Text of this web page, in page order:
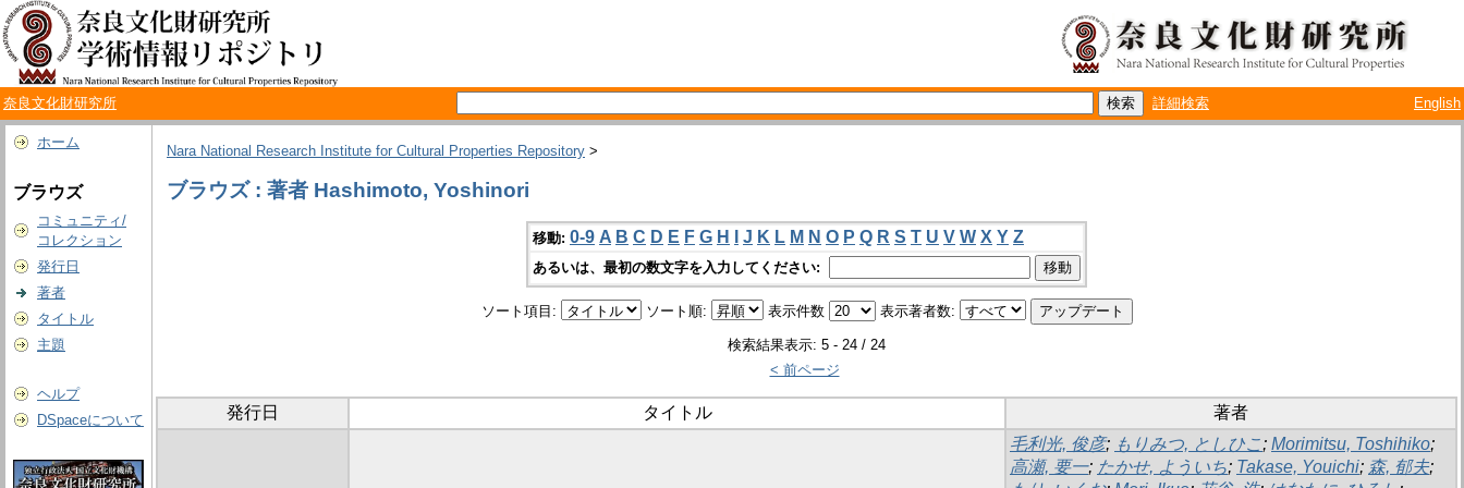
奈良文化財研究所 詳細検索 English
ホーム
ブラウズ
コミュニティ/
コレクション
発行日
著者
タイトル
主題
ヘルプ
DSpaceについて
Nara National Research Institute for Cultural Properties Repository >
ブラウズ : 著者 Hashimoto, Yoshinori
移動: 0-9 A B C D E F G H J K L M N O P Q R S T U V W X Y Z
あるいは、最初の数文字を入力してください:
ソート項目: ソート順: 表示件数 表示著者数:
検索結果表示: 5 - 24 / 24
< 前ページ
発行日 タイトル 著者
毛利光, 俊彦; もりみつ, としひこ; Morimitsu, Toshihiko;
高瀬, 要一; たかせ, よういち; Takase, Youichi; 森, 郁夫;